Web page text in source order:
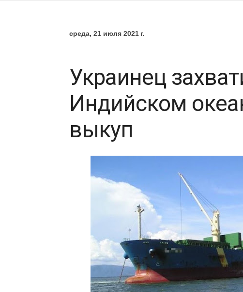
среда, 21 июля 2021 г.
Украинец
Индийском
выкуп